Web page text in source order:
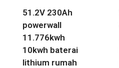
51.2V 230Ah
powerwall
11.776kwh
10kwh baterai
lithium rumah